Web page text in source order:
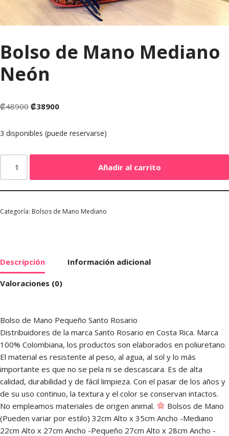
Bolso de Mano Mediano
Neón
₡48900 ₡38900
3 disponibles (puede reservarse)
Añadir al carrito
Categoría: Bolsos de Mano Mediano
Descripción Información adicional
Valoraciones (0)
Bolso de Mano Pequeño Santo Rosario
Distribuidores de la marca Santo Rosario en Costa Rica. Marca
100% Colombiana, los productos son elaborados en poliuretano.
El material es resistente al peso, al agua, al sol y lo más
importante es que no se pela ni se descascara. Es de alta
calidad, durabilidad y de fácil limpieza. Con el pasar de los años y
de su uso continuo, la textura y el color se conservan intactos.
No empleamos materiales de origen animal.
Bolsos de Mano
(Pueden variar por estilo) 32cm Alto x 35cm Ancho -Mediano
22cm Alto x 27cm Ancho -Pequeño 27cm Alto x 28cm Ancho -